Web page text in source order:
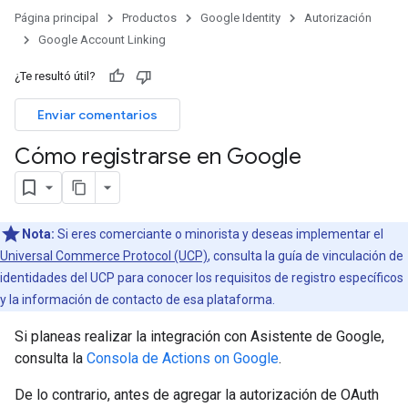
Página principal Productos Google Identity
Autorización
Google Account Linking
¿Te resultó útil?
Enviar comentarios
Cómo registrarse en Google
Nota: Si eres comerciante o minorista y deseas implementar el
Universal Commerce Protocol (UCP), consulta la guía de vinculación de
identidades del UCP para conocer los requisitos de registro específicos
y la información de contacto de esa plataforma.
Si planeas realizar la integración con Asistente de Google,
consulta la Consola de Actions on Google.
De lo contrario, antes de agregar la autorización de OAuth